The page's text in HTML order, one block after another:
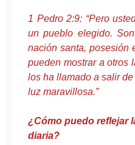
1 Pedro 2:9: “Pero
un pueblo elegido.
nación santa, posesión
pueden mostrar a otros
los ha llamado a salir
luz maravillosa.”
¿Cómo puedo reflejar
diaria?